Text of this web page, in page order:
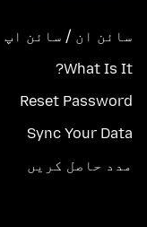
سائن ان / سائن اپ
What Is It?
Reset Password
Sync Your Data
مدد حاصل کریں